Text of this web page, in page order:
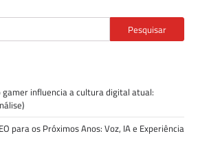
Pesquisar
gamer influencia a cultura digital atual:
para os Próximos Anos: Voz, IA e Experiência